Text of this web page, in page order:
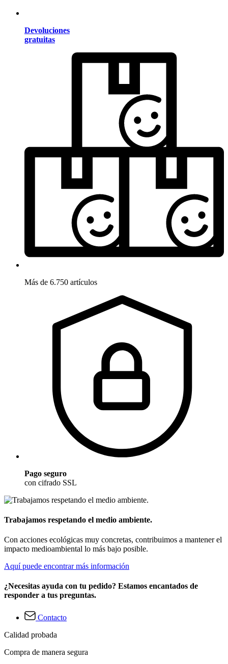
Devoluciones
gratuitas
Más de 6.750 artículos
Pago seguro
con cifrado SSL
Trabajamos respetando el medio ambiente.
Con acciones ecológicas muy concretas, contribuimos a mantener el
impacto medioambiental lo más bajo posible.
Aquí puede encontrar más información
¿Necesitas ayuda con tu pedido? Estamos encantados de
responder a tus preguntas.
Contacto
Calidad probada
Compra de manera segura